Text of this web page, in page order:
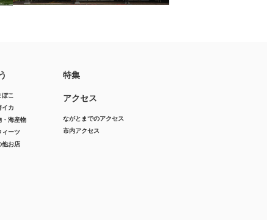
ぼこ
イカ
・海産物
ィーツ
他お店
特集
アクセス
ながとまでのアクセス
市内アクセス